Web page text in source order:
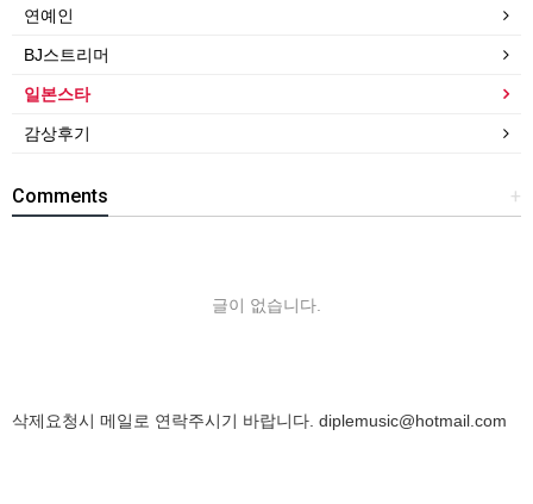
연예인
BJ스트리머
일본스타
감상후기
+
Comments
글이 없습니다.
삭제요청시 메일로 연락주시기 바랍니다. diplemusic@hotmail.com